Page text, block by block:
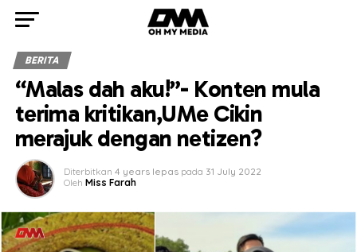
BERITA
“Malas dah aku!”- Konten mula
terima kritikan,UMe Cikin
merajuk dengan netizen?
Diterbitkan 4 years lepas pada 31 July 2022
Oleh Miss Farah